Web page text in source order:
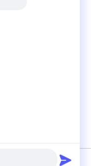
모두 모든 권리 보호